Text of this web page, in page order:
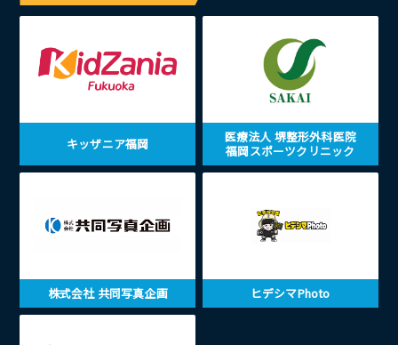
キッザニア福岡
医療法人 堺整形外科医院
福岡スポーツクリニック
株式会社 共同写真企画 ヒデシマPhoto